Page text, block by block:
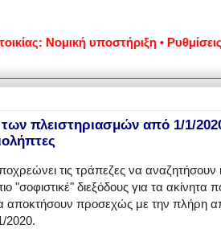
υποστήριξη • Ρυθμίσεις
πλειστηριασμών από 1/1/
τις τράπεζες να αναζητήσουν
"σοφιστικέ" διεξόδους για τα ακίνητα
αποκτήσουν προσεχώς με την πλήρη
2020.